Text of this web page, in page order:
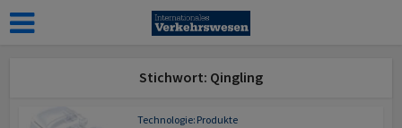
Stichwort: Qingling
Technologie: Produkte